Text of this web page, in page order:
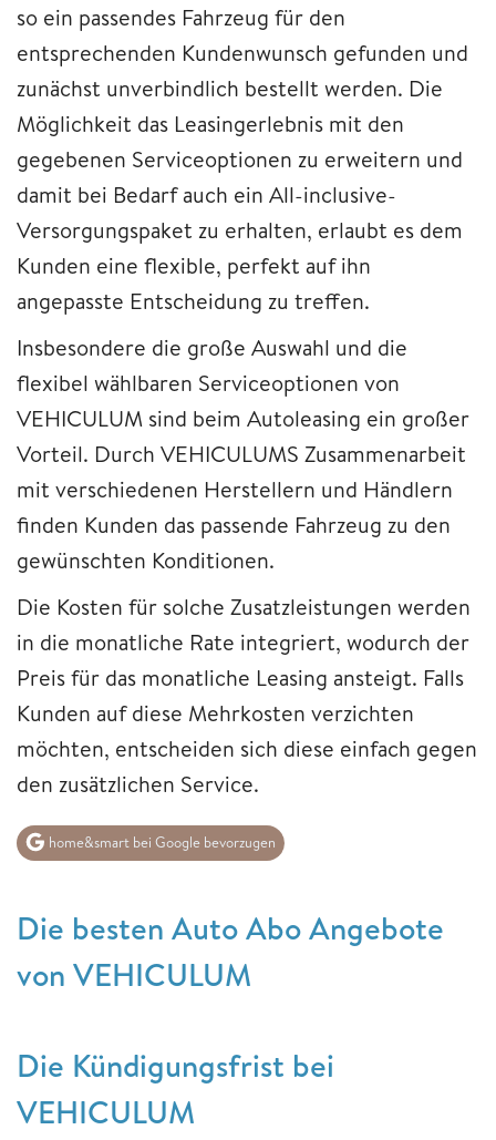
so ein passendes Fahrzeug für den
entsprechenden Kundenwunsch gefunden und
zunächst unverbindlich bestellt werden. Die
Möglichkeit das Leasingerlebnis mit den
gegebenen Serviceoptionen zu erweitern und
damit bei Bedarf auch ein All-inclusive-
Versorgungspaket zu erhalten, erlaubt es dem
Kunden eine flexible, perfekt auf ihn
angepasste Entscheidung zu treffen.
Insbesondere die große Auswahl und die
flexibel wählbaren Serviceoptionen von
VEHICULUM sind beim Autoleasing ein großer
Vorteil. Durch VEHICULUMS Zusammenarbeit
mit verschiedenen Herstellern und Händlern
finden Kunden das passende Fahrzeug zu den
gewünschten Konditionen.
Die Kosten für solche Zusatzleistungen werden
in die monatliche Rate integriert, wodurch der
Preis für das monatliche Leasing ansteigt. Falls
Kunden auf diese Mehrkosten verzichten
möchten, entscheiden sich diese einfach gegen
den zusätzlichen Service.
home&smart bei Google bevorzugen
Die besten Auto Abo Angebote
von VEHICULUM
Die Kündigungsfrist bei
VEHICULUM